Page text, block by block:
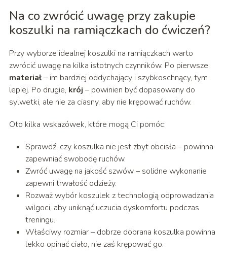
Na co zwrócić uwagę przy zakupie
koszulki na ramiączkach do ćwiczeń?
Przy wyborze idealnej koszulki na ramiączkach warto
zwrócić uwagę na kilka istotnych czynników. Po pierwsze,
materiał– im bardziej oddychający i szybkoschnący, tym
lepiej. Po drugie, krój – powinien być dopasowany do
sylwetki, ale nie za ciasny, aby nie krępować ruchów.
Oto kilka wskazówek, które mogą Ci pomóc:
Sprawdź, czy koszulka nie jest zbyt obcisła – powinna
zapewniać swobodę ruchów.
Zwróć uwagę na jakość szwów – solidne wykonanie
zapewni trwałość odzieży.
Rozważ wybór koszulek z technologią odprowadzania
wilgoci, aby uniknąć uczucia dyskomfortu podczas
treningu.
Właściwy rozmiar – dobrze dobrana koszulka powinna
lekko opinać ciało, nie zaś krępować go.